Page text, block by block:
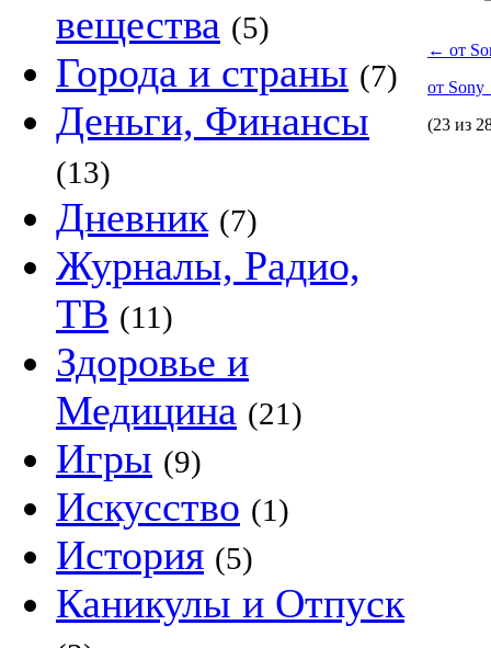
вещества (5)
Города и страны (7)
Деньги, Финансы
(13)
Дневник (7)
Журналы, Радио,
ТВ (11)
Здоровье и
Медицина (21)
Игры (9)
Искусство (1)
История (5)
Каникулы и Отпуск
← от
от Sony
(23 из